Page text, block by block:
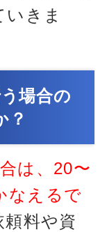
きま
場合の
？
は、20〜
なえるで
料や資